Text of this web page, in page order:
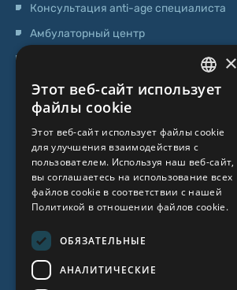
Консультация anti-age специалиста
Амбулаторный центр
О НАС
О клинике
Цены
Статьи
LATVIAN
RUSSIAN
LITHUANIAN
NORWEGIAN
×
Этот веб-сайт использует
файлы cookie
Этот веб-сайт использует файлы cookie
для улучшения взаимодействия с
пользователем. Используя наш веб-сайт,
вы соглашаетесь на использование всех
файлов cookie в соответствии с нашей
Политикой в ​​отношении файлов cookie.
ОБЯЗАТЕЛЬНЫЕ
АНАЛИТИЧЕСКИЕ